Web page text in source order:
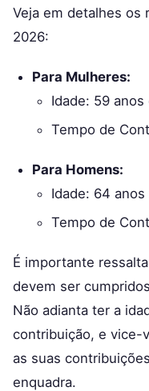
Veja em detalhes os
2026:
Para Mulheres:
Idade: 59
Tempo de
Para Homens:
Idade: 64
Tempo de
É importante
devem ser
Não adianta ter a
contribuição, e vice-
as suas
enquadra.